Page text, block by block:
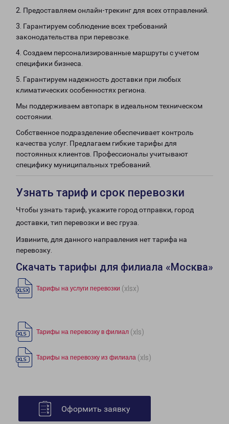
2. Предоставляем онлайн-трекинг для всех отправлений.
3. Гарантируем соблюдение всех требований
законодательства при перевозке.
4. Создаем персонализированные маршруты с учетом
специфики бизнеса.
5. Гарантируем надежность доставки при любых
климатических особенностях региона.
Мы поддерживаем автопарк в идеальном техническом
состоянии.
Собственное подразделение обеспечивает контроль
качества услуг. Предлагаем гибкие тарифы для
постоянных клиентов. Профессионалы учитывают
специфику муниципальных требований.
Узнать тариф и срок перевозки
Чтобы узнать тариф, укажите город отправки, город
доставки, тип перевозки и вес груза.
Извините, для данного направления нет тарифа на
перевозку.
Скачать тарифы для филиала «Москва»
Тарифы на услуги перевозки (xlsx)
Тарифы на перевозку в филиал (xls)
Тарифы на перевозку из филиала (xls)
Оформить заявку